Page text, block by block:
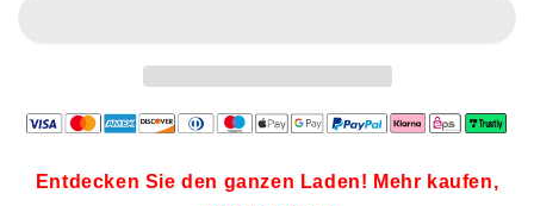
Entdecken Sie den ganzen Laden! Mehr kaufen,